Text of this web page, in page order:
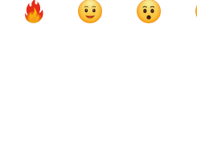
Льюис Хэмилтон Джордж